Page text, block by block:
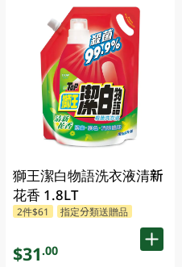
獅王潔白物語洗衣液清新
花香 1.8LT
2件$61 指定分類送贈品
$31.00